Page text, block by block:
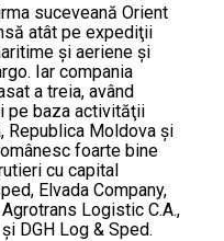
suceveană Orient
atât pe expediţii
şi aeriene şi
Iar compania
a treia, având
pe baza activităţii
Republica Moldova şi
foarte bine
cu capital
Elvada Company,
Logistic C.A.,
DGH Log & Sped.